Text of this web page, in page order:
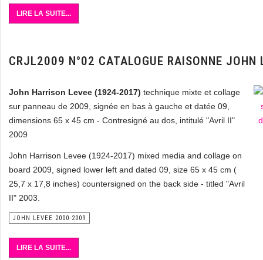
LIRE LA SUITE...
CRJL2009 N°02 CATALOGUE RAISONNE JOHN
John Harrison Levee (1924-2017) technique mixte et collage
sur panneau de 2009, signée en bas à gauche et datée 09,
dimensions 65 x 45 cm - Contresigné au dos, intitulé "Avril II"
2009
John Harrison Levee (1924-2017) mixed media and collage on
board 2009, signed lower left and dated 09, size 65 x 45 cm (
25,7 x 17,8 inches) countersigned on the back side - titled "Avril
II" 2003.
JOHN LEVEE 2000-2009
LIRE LA SUITE...